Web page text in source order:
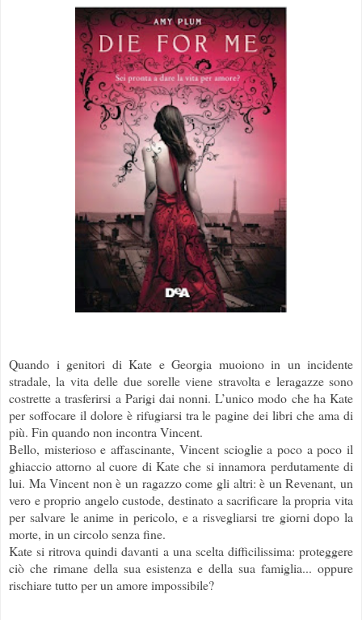
Quando i genitori di Kate e Georgia muoiono in un incidente
stradale, la vita delle due sorelle viene stravolta e leragazze sono
costrette a trasferirsi a Parigi dai nonni. L’unico modo che ha Kate
per soffocare il dolore è rifugiarsi tra le pagine dei libri che ama di
più. Fin quando non incontra Vincent.
Bello, misterioso e affascinante, Vincent scioglie a poco a poco il
ghiaccio attorno al cuore di Kate che si innamora perdutamente di
lui. Ma Vincent non è un ragazzo come gli altri: è un Revenant, un
vero e proprio angelo custode, destinato a sacrificare la propria vita
per salvare le anime in pericolo, e a risvegliarsi tre giorni dopo la
morte, in un circolo senza fine.
Kate si ritrova quindi davanti a una scelta difficilissima: proteggere
ciò che rimane della sua esistenza e della sua famiglia... oppure
rischiare tutto per un amore impossibile?